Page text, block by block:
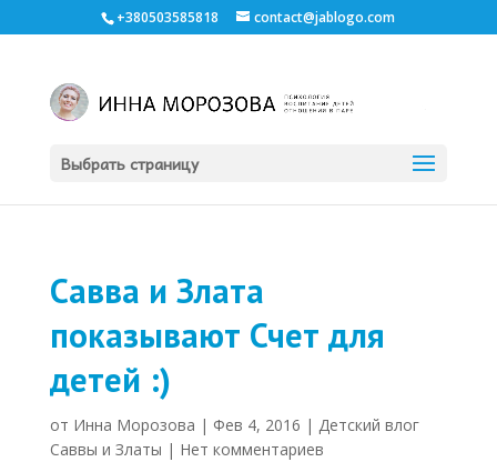
+380503585818 contact@jablogo.com
Выбрать страницу
Савва и Злата
показывают Счет для
детей :)
от Инна Морозова | Фев 4, 2016 | Детский влог
Саввы и Златы | Нет комментариев